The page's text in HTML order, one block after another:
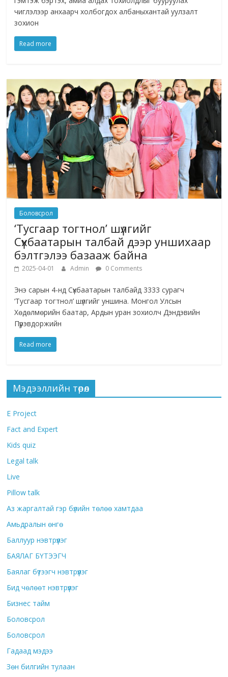
чиглэлээр анхаарч холбогдох албаныхантай уулзалт
зохион
Read more
Боловсрол
‘Тусгаар тогтнол’ шүлгийг
Сүхбаатарын талбай дээр уншихаар
бэлтгэлээ базааж байна
2025-04-01 Admin 0 Comments
Энэ сарын 4-нд Сүхбаатарын талбайд 3333 сурагч
‘Тусгаар тогтнол’ шүлгийг уншина. Монгол Улсын
Хөдөлмөрийн баатар, Ардын уран зохиолч Дэндэвийн
Пүрэвдоржийн
Read more
Мэдээллийн төрөл
E Project
Fact and Expert
Kids quiz
Legal talk
Live
Pillow talk
Аз жаргалтай гэр бүлийн төлөө хамтдаа
Амьдралын өнгө
Баллуур нэвтрүүлэг
БАЯЛАГ БҮТЭЭГЧ
Баялаг бүтээгч нэвтрүүлэг
Бид чөлөөт нэвтрүүлэг
Бизнес тайм
Боловсрол
Боловсрол
Гадаад мэдээ
Зөн билгийн тулаан